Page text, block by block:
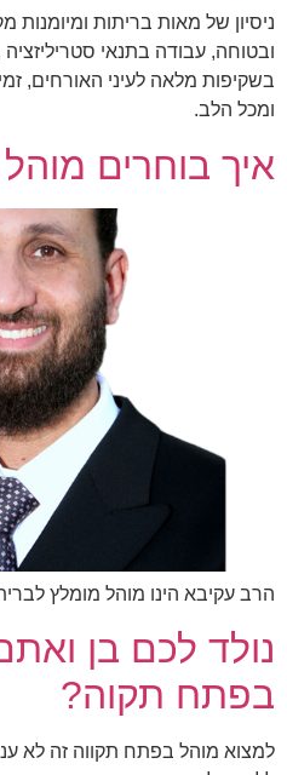
ניסיון של מאות בריתות
ובטוחה, עבודה בתנאי
בשקיפות מלאה לעיני האורחים,
ומכל הלב.
איך בוחרים
הרב עקיבא הינו מוהל מומלץ
נולד לכם בן
בפתח תקוה?
למצוא מוהל בפתח תקווה זה לא